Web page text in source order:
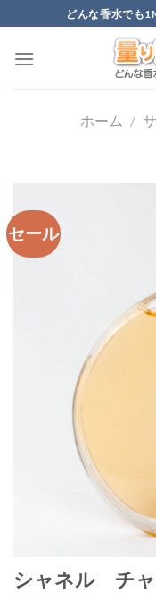
to
content
どんな香水でも
ホーム /
セール
シャネル チ